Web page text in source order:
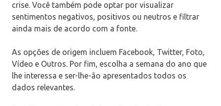
crise. Você também pode optar por visualizar
sentimentos negativos, positivos ou neutros e filtrar
ainda mais de acordo com a fonte.
As opções de origem incluem Facebook, Twitter, Foto,
Vídeo e Outros. Por fim, escolha a semana do ano que
lhe interessa e ser-lhe-ão apresentados todos os
dados relevantes.